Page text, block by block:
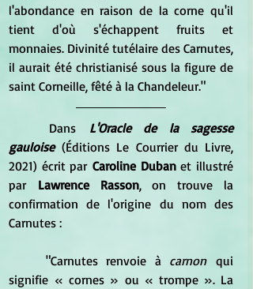
l'abondance en raison de la corne qu'il
tient d'où s'échappent fruits et
monnaies. Divinité tutélaire des Carnutes,
il aurait été christianisé sous la figure de
saint Corneille, fêté à la Chandeleur."
	Dans
L'Oracle de la sagesse
gauloise (Éditions Le Courrier du Livre,
2021) écrit par Caroline Duban et illustré
par Lawrence Rasson, on trouve la
confirmation de l'origine du nom des
Carnutes :
	"
Carnutes renvoie à carnon qui
signifie « cornes » ou « trompe ». La